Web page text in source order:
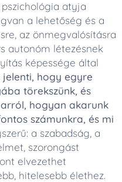
atyja
a lehetőség és a
az önmegvalósításra
autonóm létezésnek
képessége által
hogy egyre
törekszünk, és
hogyan akarunk
számunkra, és mi
a szabadság, a
szorongást
elvezethet
hitelesebb élethez.